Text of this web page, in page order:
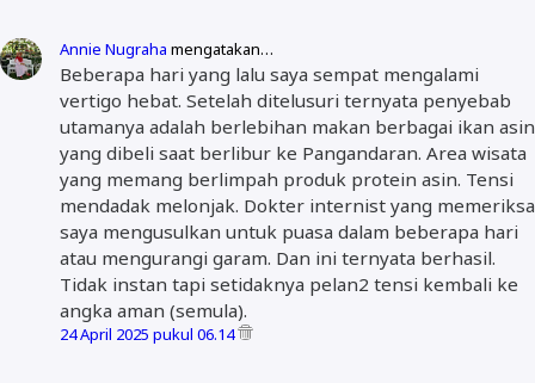
Annie Nugraha mengatakan…
Beberapa hari yang lalu saya sempat mengalami
vertigo hebat. Setelah ditelusuri ternyata penyebab
utamanya adalah berlebihan makan berbagai ikan asin
yang dibeli saat berlibur ke Pangandaran. Area wisata
yang memang berlimpah produk protein asin. Tensi
mendadak melonjak. Dokter internist yang memeriksa
saya mengusulkan untuk puasa dalam beberapa hari
atau mengurangi garam. Dan ini ternyata berhasil.
Tidak instan tapi setidaknya pelan2 tensi kembali ke
angka aman (semula).
24 April 2025 pukul 06.14